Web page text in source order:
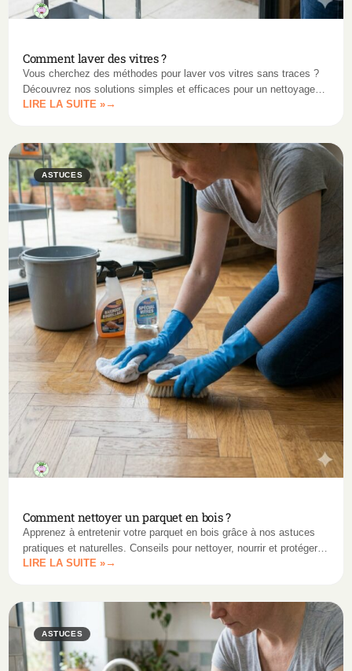
Comment laver des vitres ?
Vous cherchez des méthodes pour laver vos vitres sans traces ?
Découvrez nos solutions simples et efficaces pour un nettoyage
impeccable.
LIRE LA SUITE »
ASTUCES
Comment nettoyer un parquet en bois ?
Apprenez à entretenir votre parquet en bois grâce à nos astuces
pratiques et naturelles. Conseils pour nettoyer, nourrir et protéger
tous types de parquets.
LIRE LA SUITE »
ASTUCES